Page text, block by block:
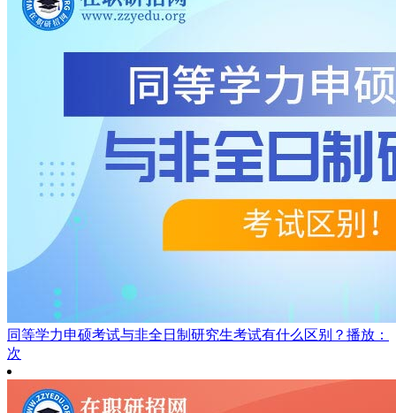
同等学力申硕考试与非全日制研究生考试有什么区别？ 播放：
次